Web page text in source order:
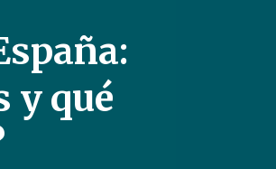
y qué